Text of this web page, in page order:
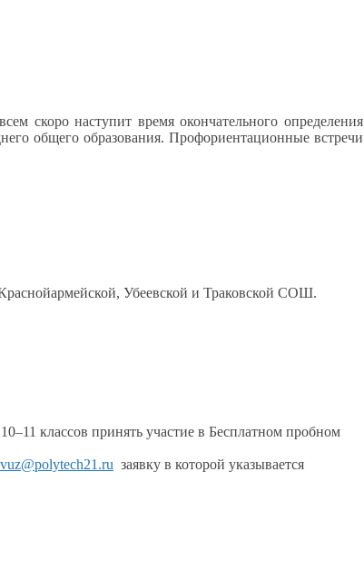
скоро наступит время окончательного определения
общего образования. Профориентационные встречи
Убеевской и Траковской СОШ.
10–11 классов принять участие в Бесплатном пробном
заявку в которой указывается